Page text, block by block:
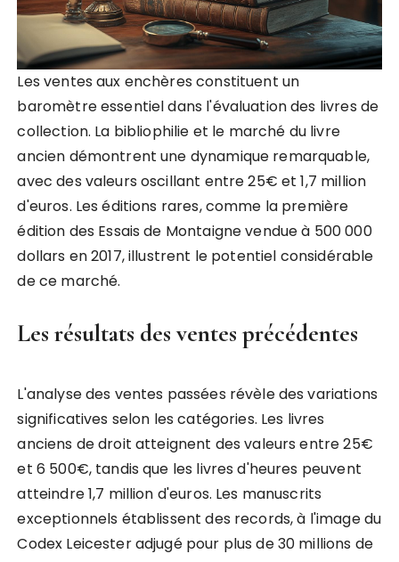
Les ventes aux enchères constituent un
baromètre essentiel dans l'évaluation des livres de
collection. La bibliophilie et le marché du livre
ancien démontrent une dynamique remarquable,
avec des valeurs oscillant entre 25€ et 1,7 million
d'euros. Les éditions rares, comme la première
édition des Essais de Montaigne vendue à 500 000
dollars en 2017, illustrent le potentiel considérable
de ce marché.
Les résultats des ventes précédentes
L'analyse des ventes passées révèle des variations
significatives selon les catégories. Les livres
anciens de droit atteignent des valeurs entre 25€
et 6 500€, tandis que les livres d'heures peuvent
atteindre 1,7 million d'euros. Les manuscrits
exceptionnels établissent des records, à l'image du
Codex Leicester adjugé pour plus de 30 millions de